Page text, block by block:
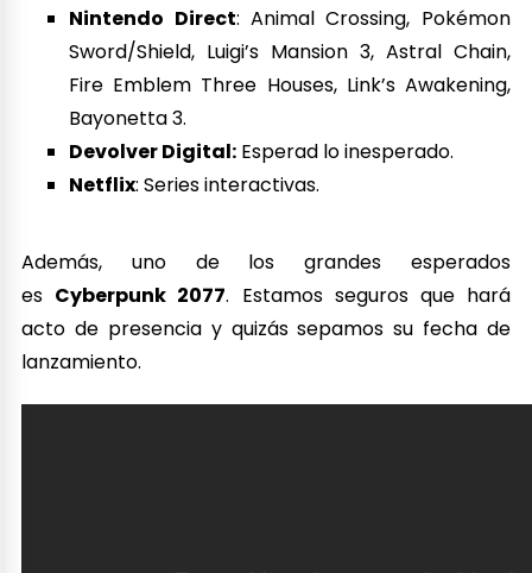
Nintendo Direct: Animal Crossing, Pokémon
Sword/Shield, Luigi’s Mansion 3, Astral Chain,
Fire Emblem Three Houses, Link’s Awakening,
Bayonetta 3.
Devolver Digital: Esperad lo inesperado.
Netflix: Series interactivas.
Además, uno de los grandes esperados
es Cyberpunk 2077. Estamos seguros que hará
acto de presencia y quizás sepamos su fecha de
lanzamiento.